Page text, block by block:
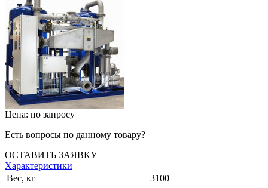
Цена: по запросу
Есть вопросы по данному товару?
ОСТАВИТЬ ЗАЯВКУ
Характеристики
Вес, кг
3100